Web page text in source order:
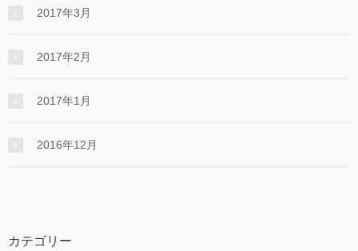
2017年3月
2017年2月
2017年1月
2016年12月
カテゴリー